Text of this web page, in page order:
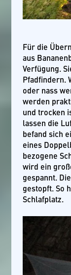
Für die
aus
Verfügung.
Pfadfindern.
oder nass
werden
und trocken
lassen die
befand sich
eines
bezogene
wird ein
gespannt.
gestopft. So
Schlafplatz.